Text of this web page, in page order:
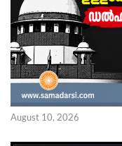
August 10, 2026